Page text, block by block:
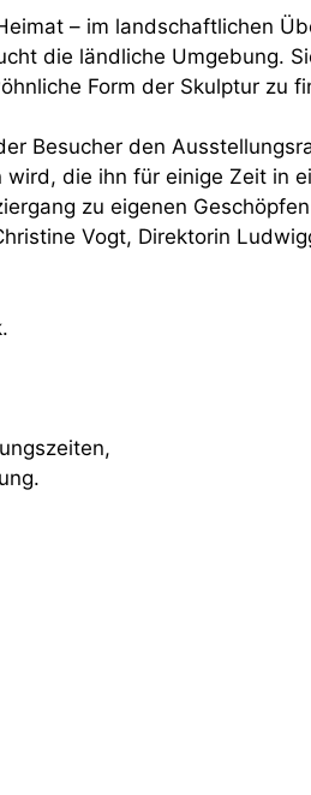
– im landschaftlichen
die ländliche Umgebung.
Form der Skulptur zu
Besucher den
die ihn für einige Zeit in
zu eigenen
Vogt, Direktorin